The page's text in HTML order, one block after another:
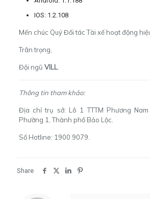
IOS: 1.2.108
Mến chúc Quý Đối tác Tài xế hoạt động
Trân trọng,
Đội ngũ VILL.
Thông tin tham khảo:
Địa chỉ trụ sở: Lô 1 TTTM Phương Nam
Phường 1, Thành phố Bảo Lộc.
Số Hotline: 1900 9079.
Share